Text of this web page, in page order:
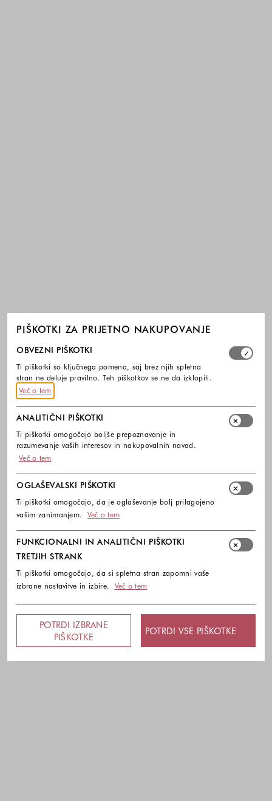
PIŠKOTKI ZA PRIJETNO NAKUPOVANJE
Izberite, katere skupine piškotkov dovolite. Obvezni
OBVEZNI PIŠKOTKI
Ti piškotki so ključnega pomena, saj brez njih spletna
stran ne deluje pravilno. Teh piškotkov se ne da izklopiti.
Več o tem
ANALITIČNI PIŠKOTKI
Ti piškotki omogočajo boljše prepoznavanje in
razumevanje vaših interesov in nakupovalnih navad.
Več o tem
OGLAŠEVALSKI PIŠKOTKI
Ti piškotki omogočajo, da je oglaševanje bolj prilagojeno
vašim zanimanjem.
Več o tem
FUNKCIONALNI IN ANALITIČNI PIŠKOTKI
TRETJIH STRANK
Ti piškotki omogočajo, da si spletna stran zapomni vaše
izbrane nastavitve in izbire.
Več o tem
POTRDI IZBRANE
PIŠKOTKE
POTRDI VSE PIŠKOTKE